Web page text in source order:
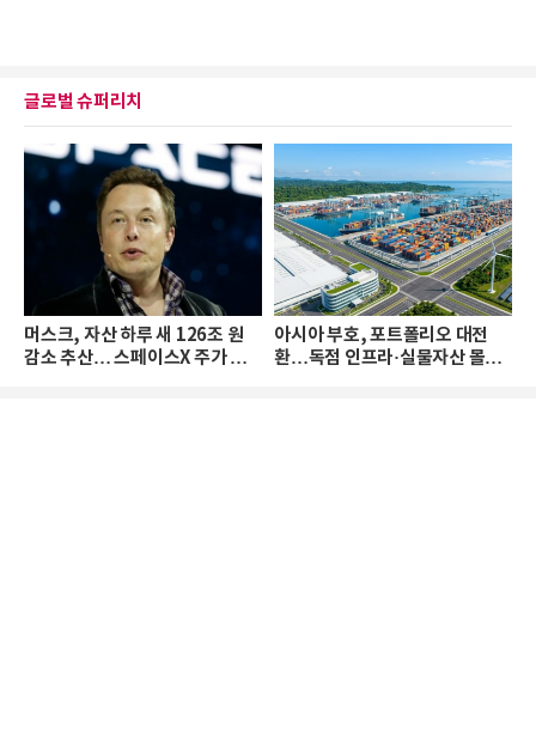
글로벌 슈퍼리치
머스크, 자산 하루 새 126조 원
감소 추산… 스페이스X 주가 하
아시아 부호, 포트폴리오 대전
환…독점 인프라·실물자산 몰린